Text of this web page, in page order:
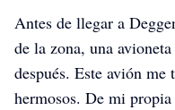
Antes de llegar a
de la zona, una
después. Este avión
hermosos. De mi